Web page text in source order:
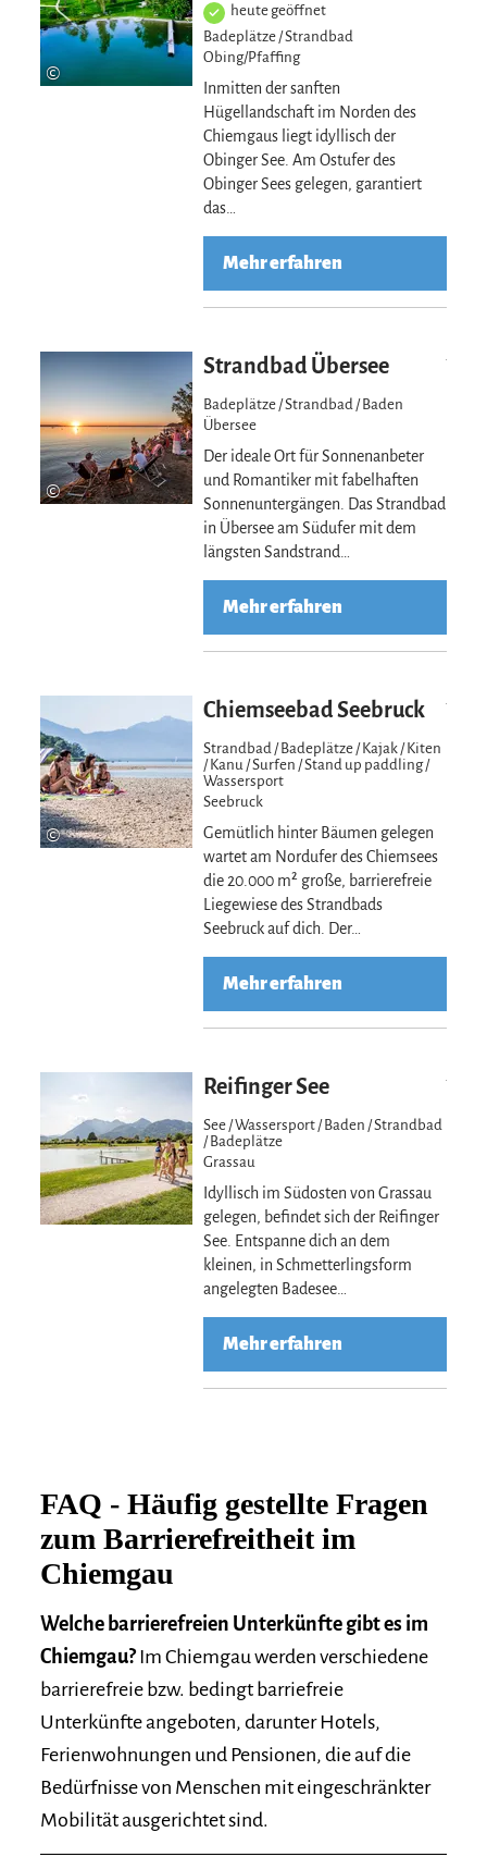
©
heute geöffnet
Badeplätze / Strandbad
Obing/Pfaffing
Inmitten der sanften
Hügellandschaft im Norden des
Chiemgaus liegt idyllisch der
Obinger See. Am Ostufer des
Obinger Sees gelegen, garantiert
das…
Mehr erfahren
©
Strandbad Übersee
Badeplätze / Strandbad / Baden
Übersee
Der ideale Ort für Sonnenanbeter
und Romantiker mit fabelhaften
Sonnenuntergängen. Das Strandbad
in Übersee am Südufer mit dem
längsten Sandstrand…
Mehr erfahren
©
Chiemseebad Seebruck
Strandbad / Badeplätze / Kajak / Kiten
/ Kanu / Surfen / Stand up paddling /
Wassersport
Seebruck
Gemütlich hinter Bäumen gelegen
wartet am Nordufer des Chiemsees
die 20.000 m² große, barrierefreie
Liegewiese des Strandbads
Seebruck auf dich. Der…
Mehr erfahren
Reifinger See
See / Wassersport / Baden / Strandbad
/ Badeplätze
Grassau
Idyllisch im Südosten von Grassau
gelegen, befindet sich der Reifinger
See. Entspanne dich an dem
kleinen, in Schmetterlingsform
angelegten Badesee…
Mehr erfahren
FAQ - Häufig gestellte Fragen
zum Barrierefreitheit im
Chiemgau
Welche barrierefreien Unterkünfte gibt es im
Chiemgau?Im Chiemgau werden verschiedene
barrierefreie bzw. bedingt barriefreie
Unterkünfte angeboten, darunter Hotels,
Ferienwohnungen und Pensionen, die auf die
Bedürfnisse von Menschen mit eingeschränkter
Mobilität ausgerichtet sind.